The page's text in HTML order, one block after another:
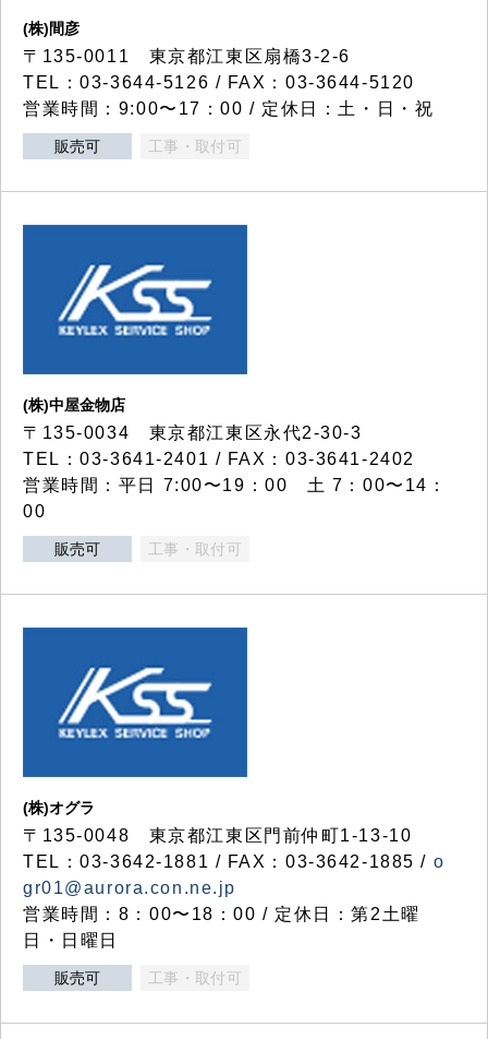
(株)間彦
〒135-0011 東京都江東区扇橋3-2-6
TEL：03-3644-5126 / FAX：03-3644-5120
営業時間：9:00〜17：00 / 定休日：土・日・祝
販売可 工事・取付可
(株)中屋金物店
〒135-0034 東京都江東区永代2-30-3
TEL：03-3641-2401 / FAX：03-3641-2402
営業時間：平日 7:00〜19：00 土 7：00〜14：
00
販売可 工事・取付可
(株)オグラ
〒135-0048 東京都江東区門前仲町1-13-10
TEL：03-3642-1881 / FAX：03-3642-1885 / o
gr01@aurora.con.ne.jp
営業時間：8：00〜18：00 / 定休日：第2土曜
日・日曜日
販売可 工事・取付可